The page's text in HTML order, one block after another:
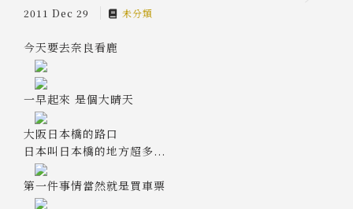
2011 Dec 29 未分類
今天要去奈良看鹿
一早起來 是個大晴天
大阪日本橋的路口
日本叫日本橋的地方超多...
第一件事情當然就是買車票